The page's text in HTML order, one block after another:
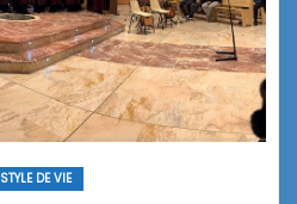
STYLE DE VIE